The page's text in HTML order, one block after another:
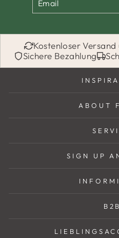
Kostenloser
Sichere Bezahlung
ABOUT
SIGN UP
B2B